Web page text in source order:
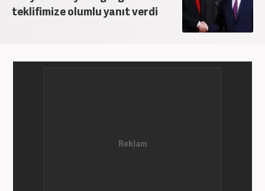
teklifimize olumlu yanıt verdi